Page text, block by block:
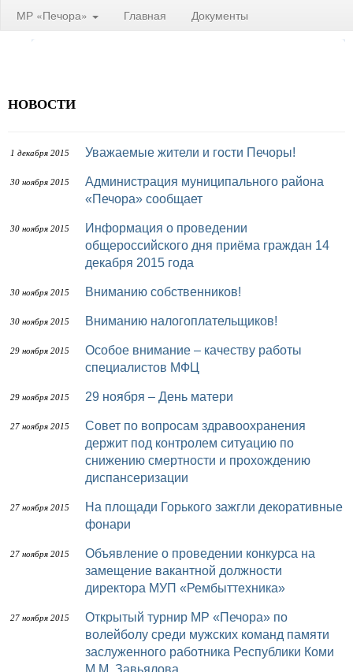
МР «Печора» Главная Документы
НОВОСТИ
1 декабря 2015 Уважаемые жители и гости Печоры!
30 ноября 2015
Администрация муниципального района
«Печора» сообщает
30 ноября 2015
Информация о проведении
общероссийского дня приёма граждан 14
декабря 2015 года
30 ноября 2015 Вниманию собственников!
30 ноября 2015 Вниманию налогоплательщиков!
29 ноября 2015
Особое внимание – качеству работы
специалистов МФЦ
29 ноября 2015 29 ноября – День матери
27 ноября 2015
Совет по вопросам здравоохранения
держит под контролем ситуацию по
снижению смертности и прохождению
диспансеризации
27 ноября 2015
На площади Горького зажгли декоративные
фонари
27 ноября 2015
Объявление о проведении конкурса на
замещение вакантной должности
директора МУП «Рембыттехника»
27 ноября 2015
Открытый турнир МР «Печора» по
волейболу среди мужских команд памяти
заслуженного работника Республики Коми
М.М. Завьялова